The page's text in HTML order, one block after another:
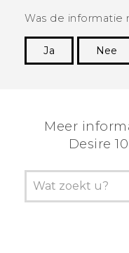
Was de informatie
Ja
Nee
Meer
Desire